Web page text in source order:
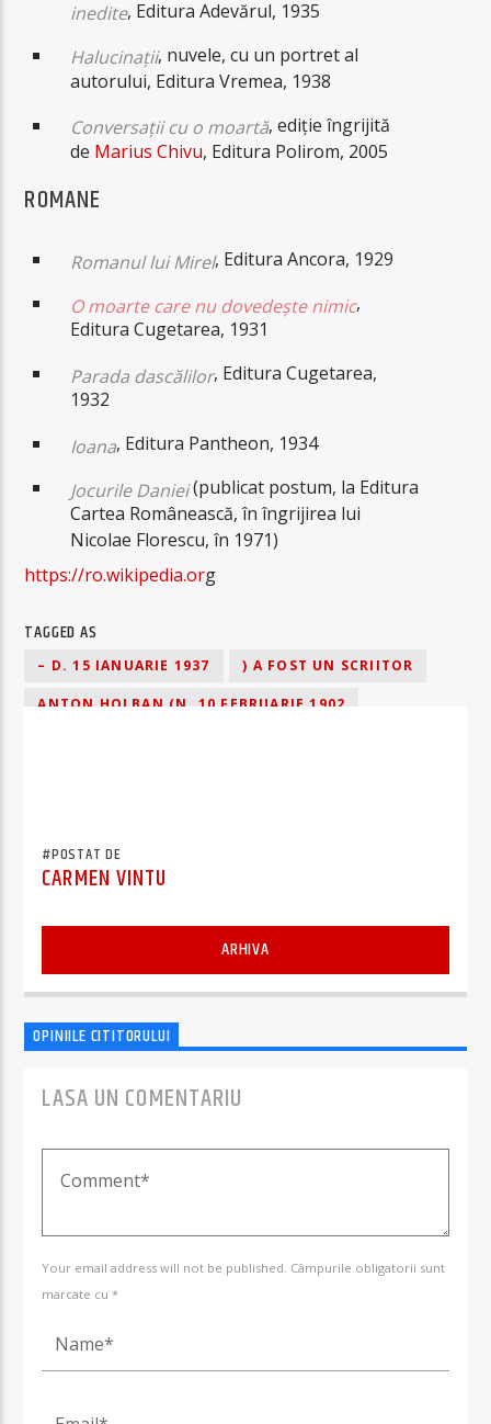
inedite, Editura Adevărul, 1935
Halucinații, nuvele, cu un portret al
autorului, Editura Vremea, 1938
Conversații cu o moartă, ediție îngrijită
de Marius Chivu, Editura Polirom, 2005
ROMANE
Romanul lui Mirel, Editura Ancora, 1929
O moarte care nu dovedește nimic,
Editura Cugetarea, 1931
Parada dascălilor, Editura Cugetarea,
1932
Ioana, Editura Pantheon, 1934
Jocurile Daniei(publicat postum, la Editura
Cartea Românească, în îngrijirea lui
Nicolae Florescu, în 1971)
https://ro.wikipedia.org
TAGGED AS
– D. 15 IANUARIE 1937 ) A FOST UN SCRIITOR
ANTON HOLBAN (N. 10 FEBRUARIE 1902
#POSTAT DE
CARMEN VINTU
ARHIVA
OPINIILE CITITORULUI
LASA UN COMENTARIU
Your email address will not be published. Câmpurile obligatorii sunt
marcate cu *